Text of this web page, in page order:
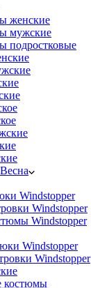
женские
мужские
подростковые
Windstopper
Windstopper
Windstopper
Windstopper
Windstopper
костюмы